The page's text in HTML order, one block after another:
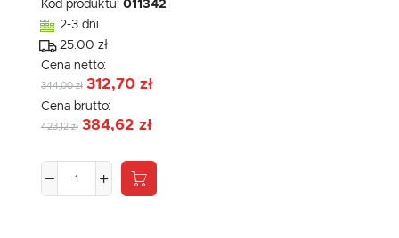
Kod produktu: 011342
2-3 dni
25.00 zł
Cena netto:
344,00 zł 312,70 zł
Cena brutto:
423,12 zł 384,62 zł